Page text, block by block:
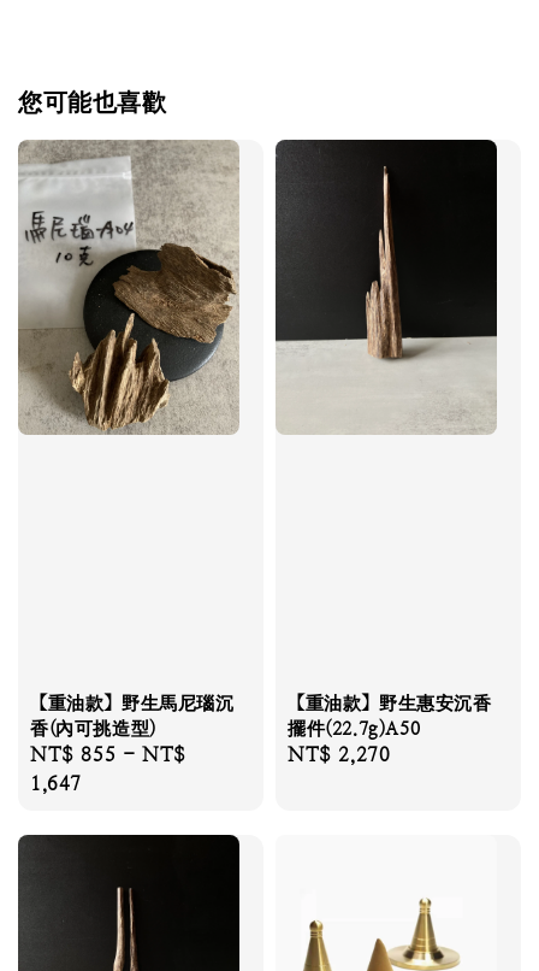
您可能也喜歡
【重油款】野生馬尼瑙沉
香(內可挑造型)
Regular
price
NT$ 855 -NT$
1,647
【重油款】野生惠安沉香
擺件(22.7g)A50
Regular
NT$ 2,270